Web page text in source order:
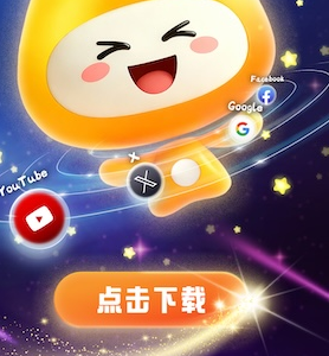
支持 反对 [0]
快连加速器
原子加速器
暴雪加速器
银河加速器
银河加速器 白鲸加速器
速鹰666